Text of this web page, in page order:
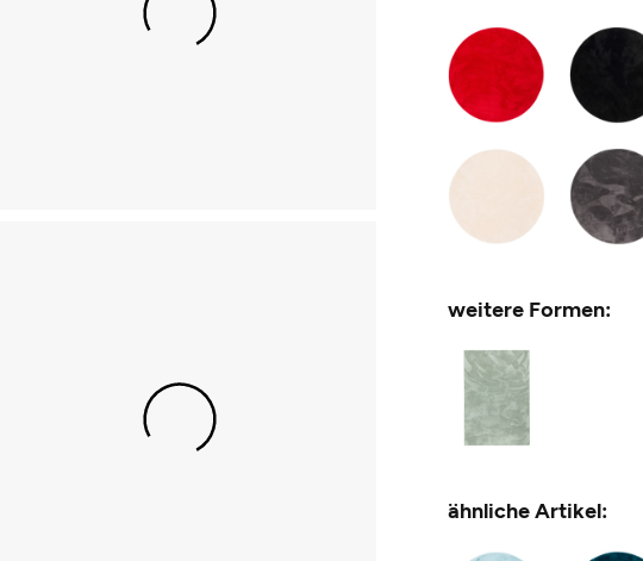
weitere Formen:
ähnliche Artikel: